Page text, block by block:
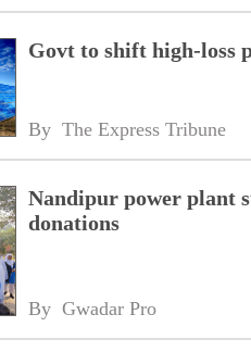
Govt to shift high-loss
By The Express Tribune
Nandipur power plant
donations
By Gwadar Pro